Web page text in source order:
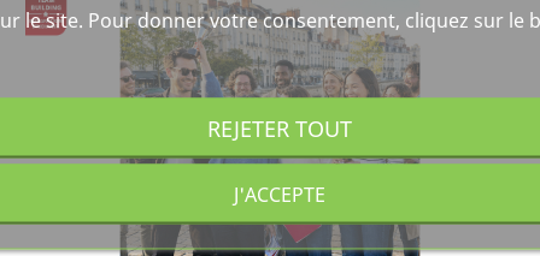
le site. Pour donner votre consentement, cliquez sur le
REJETER TOUT
J'ACCEPTE